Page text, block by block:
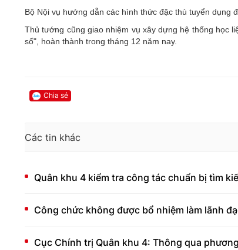
Bộ Nội vụ hướng dẫn các hình thức đặc thù tuyển dụng
Thủ tướng cũng giao nhiệm vụ xây dựng hệ thống học
số", hoàn thành trong tháng 12 năm nay.
Chia sẻ
Các tin khác
Quân khu 4 kiểm tra công tác chuẩn bị tìm
Công chức không được bổ nhiệm làm lãnh
Cục Chính trị Quân khu 4: Thông qua